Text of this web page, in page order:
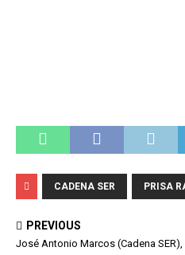
CADENA SER PRISA
PREVIOUS
José Antonio Marcos (Cadena